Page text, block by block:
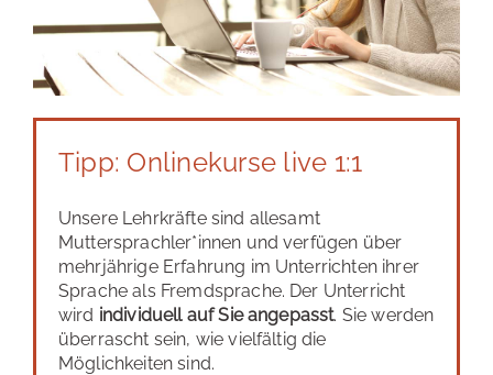
Tipp: Onlinekurse live 1:1
Unsere Lehrkräfte sind allesamt
Muttersprachler*innen und verfügen über
mehrjährige Erfahrung im Unterrichten ihrer
Sprache als Fremdsprache. Der Unterricht
wird individuell auf Sie angepasst. Sie werden
überrascht sein, wie vielfältig die
Möglichkeiten sind.